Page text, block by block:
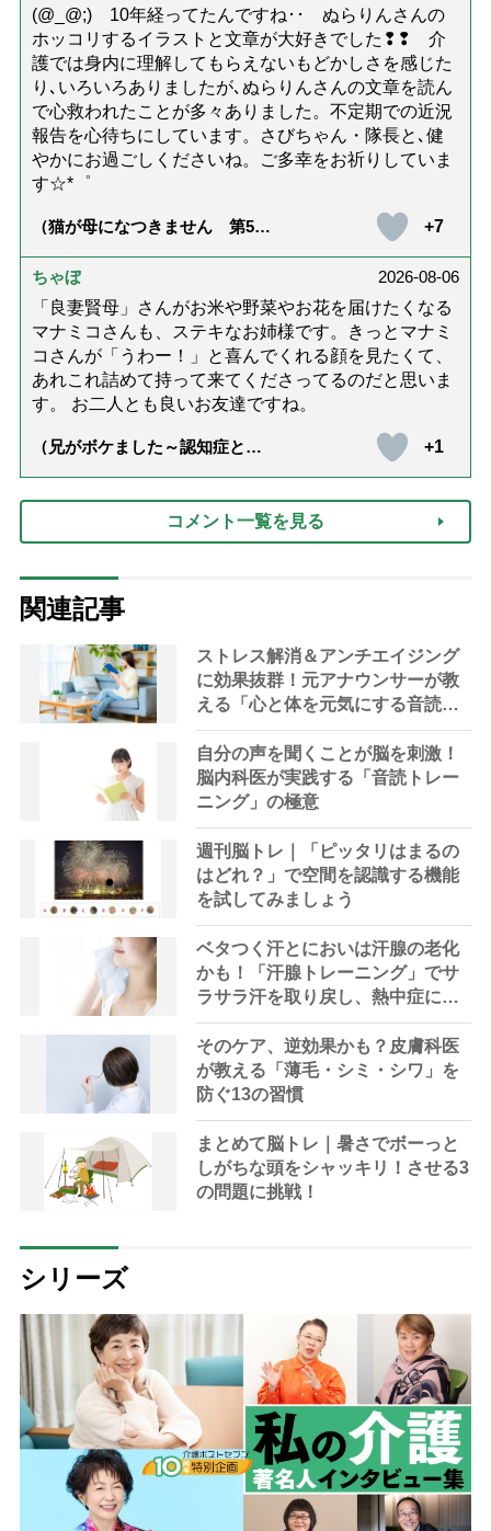
(@_@;) 10年経ってたんですね･･ ぬらりんさんの
ホッコリするイラストと文章が大好きでした❢❢ 介
護では身内に理解してもらえないもどかしさを感じた
り､いろいろありましたが､ぬらりんさんの文章を読ん
で心救われたことが多々ありました。不定期での近況
報告を心待ちにしています。さびちゃん・隊長と､健
やかにお過ごしくださいね。ご多幸をお祈りしていま
す☆*゜
（猫が母になつきません 第500
+7
ちゃぼ
2026-08-06
「良妻賢母」さんがお米や野菜やお花を届けたくなる
マナミコさんも、ステキなお姉様です。きっとマナミ
コさんが「うわー！」と喜んでくれる顔を見たくて、
あれこれ詰めて持って来てくださってるのだと思いま
す。 お二人とも良いお友達ですね。
（兄がボケました～認知症と介
達』が届きました」）
+1
コメント一覧を見る
関連記事
ストレス解消＆アンチエイジング
に効果抜群！元アナウンサーが教
える「心と体を元気にする音読の
習慣」
自分の声を聞くことが脳を刺激！
脳内科医が実践する「音読トレー
ニング」の極意
週刊脳トレ｜「ピッタリはまるの
はどれ？」で空間を認識する機能
を試してみましょう
ベタつく汗とにおいは汗腺の老化
かも！「汗腺トレーニング」でサ
ラサラ汗を取り戻し、熱中症に負
けない体へ
そのケア、逆効果かも？皮膚科医
が教える「薄毛・シミ・シワ」を
防ぐ13の習慣
まとめて脳トレ｜暑さでボーっと
しがちな頭をシャッキリ！させる3
の問題に挑戦！
シリーズ